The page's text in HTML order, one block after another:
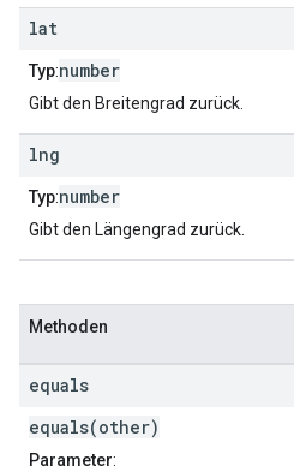
lat
Typ:number
Gibt den Breitengrad zurück.
lng
Typ:number
Gibt den Längengrad zurück.
Methoden
equals
equals(other)
Parameter: